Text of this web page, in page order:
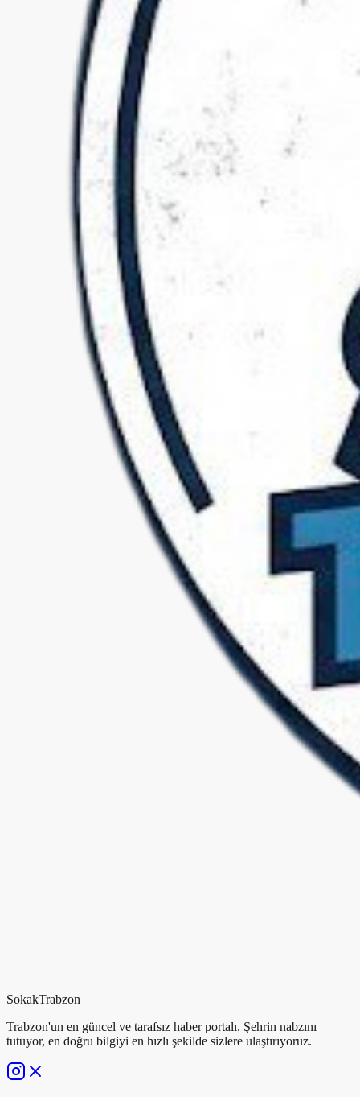
SokakTrabzon
Trabzon'un en güncel ve tarafsız haber portalı. Şehrin nabzını
tutuyor, en doğru bilgiyi en hızlı şekilde sizlere ulaştırıyoruz.